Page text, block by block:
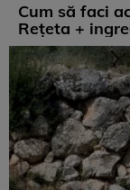
Cum să faci
Rețeta +